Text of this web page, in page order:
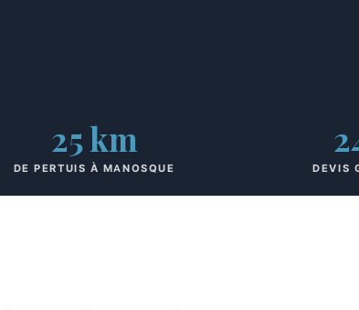
25 km
DE PERTUIS À MANOSQUE DEVIS